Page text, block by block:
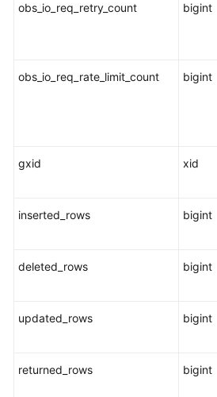
GS_VIEW_DEPENDENCY
GS_WLM_OPERATOR_INFO
GS_WLM_SESSION_INFO
obs_io_req_retry_count bigint
obs_io_req_rate_limit_count bigint
gxid xid
inserted_rows bigint
deleted_rows bigint
updated_rows bigint
returned_rows bigint